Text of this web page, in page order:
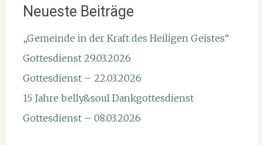
Neueste Beiträge
„Gemeinde in der Kraft des Heiligen Geistes“
Gottesdienst 29.03.2026
Gottesdienst – 22.03.2026
15 Jahre belly&soul Dankgottesdienst
Gottesdienst – 08.03.2026